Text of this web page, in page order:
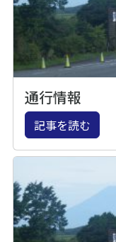
通行情報
記事を読む